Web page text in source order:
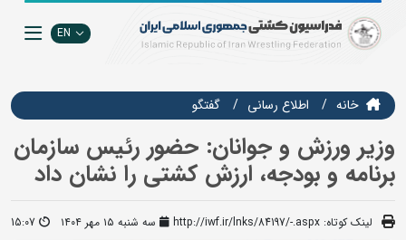
EN
خانه اطلاع رسانی گفتگو
وزیر ورزش و جوانان: حضور رئیس سازمان
برنامه و بودجه، ارزش کشتی را نشان داد
لینک کوتاه: http://iwf.ir/lnks/84197/-.aspx سه شنبه ۱۵ مهر ۱۴۰۴ 15:07